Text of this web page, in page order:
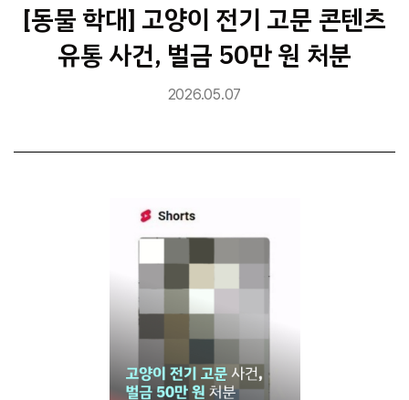
[동물 학대] 고양이 전기 고문 콘텐츠
유통 사건, 벌금 50만 원 처분
2026.05.07